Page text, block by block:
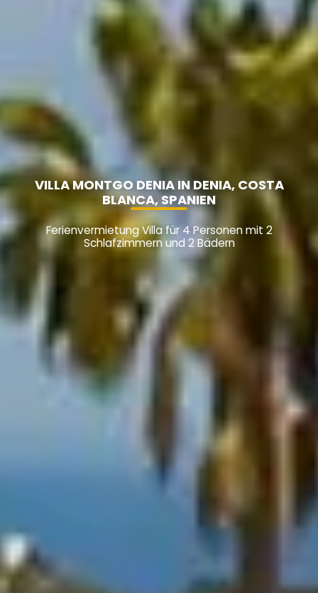
VILLA MONTGO DENIA IN DENIA, COSTA
BLANCA, SPANIEN
Ferienvermietung Villa für 4 Personen mit 2
Schlafzimmern und 2 Bädern